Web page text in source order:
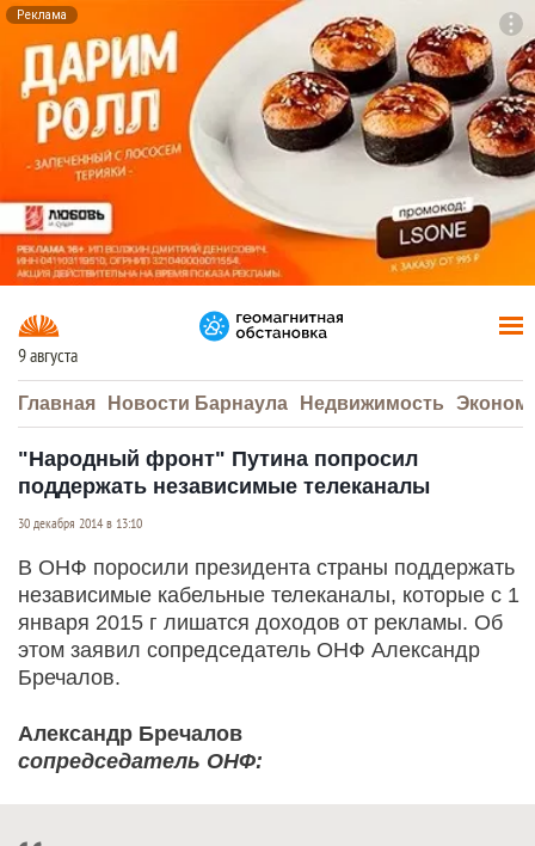
Реклама
9 августа
Главная Новости Барнаула Недвижимость
"Народный фронт" Путина попросил
поддержать независимые телеканалы
30 декабря 2014 в 13:10
В ОНФ поросили президента страны поддержать
независимые кабельные телеканалы, которые с 1
января 2015 г лишатся доходов от рекламы. Об
этом заявил сопредседатель ОНФ Александр
Бречалов.
Александр Бречалов
сопредседатель ОНФ: